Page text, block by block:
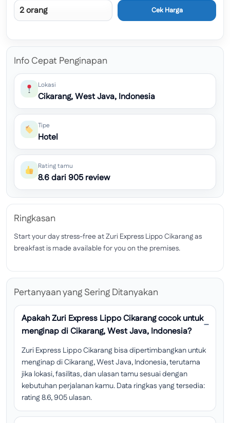
Cek Harga
Info Cepat Penginapan
Lokasi
Cikarang, West Java, Indonesia
Tipe
Hotel
Rating tamu
8.6 dari 905 review
Ringkasan
Start your day stress-free at Zuri Express Lippo Cikarang as
breakfast is made available for you on the premises.
Pertanyaan yang Sering Ditanyakan
Apakah Zuri Express Lippo Cikarang cocok untuk
menginap di Cikarang, West Java, Indonesia?
Zuri Express Lippo Cikarang bisa dipertimbangkan untuk
menginap di Cikarang, West Java, Indonesia, terutama
jika lokasi, fasilitas, dan ulasan tamu sesuai dengan
kebutuhan perjalanan kamu. Data ringkas yang tersedia:
rating 8.6, 905 ulasan.